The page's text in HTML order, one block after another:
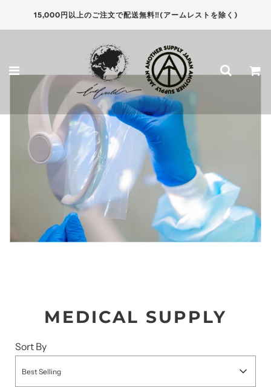
15,000円以上のご注文で配送無料‼(アームレストを除く)
MEDICAL SUPPLY
Sort By
Best Selling